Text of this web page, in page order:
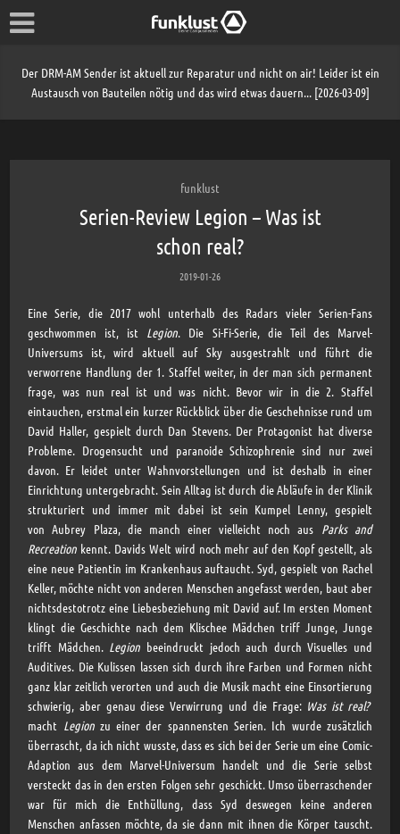
Der DRM-AM Sender ist aktuell zur Reparatur und nicht on air! Leider ist ein
Austausch von Bauteilen nötig und das wird etwas dauern... [2026-03-09]
funklust
Serien-Review Legion – Was ist
schon real?
2019-01-26
Eine Serie, die 2017 wohl unterhalb des Radars vieler Serien-Fans
geschwommen ist, ist Legion. Die Si-Fi-Serie, die Teil des Marvel-
Universums ist, wird aktuell auf Sky ausgestrahlt und führt die
verworrene Handlung der 1. Staffel weiter, in der man sich permanent
frage, was nun real ist und was nicht. Bevor wir in die 2. Staffel
eintauchen, erstmal ein kurzer Rückblick über die Geschehnisse rund um
David Haller, gespielt durch Dan Stevens. Der Protagonist hat diverse
Probleme. Drogensucht und paranoide Schizophrenie sind nur zwei
davon. Er leidet unter Wahnvorstellungen und ist deshalb in einer
Einrichtung untergebracht. Sein Alltag ist durch die Abläufe in der Klinik
strukturiert und immer mit dabei ist sein Kumpel Lenny, gespielt
von Aubrey Plaza, die manch einer vielleicht noch aus Parks and
Recreation kennt. Davids Welt wird noch mehr auf den Kopf gestellt, als
eine neue Patientin im Krankenhaus auftaucht. Syd, gespielt von Rachel
Keller, möchte nicht von anderen Menschen angefasst werden, baut aber
nichtsdestotrotz eine Liebesbeziehung mit David auf. Im ersten Moment
klingt die Geschichte nach dem Klischee Mädchen triff Junge, Junge
trifft Mädchen. Legion beeindruckt jedoch auch durch Visuelles und
Auditives. Die Kulissen lassen sich durch ihre Farben und Formen nicht
ganz klar zeitlich verorten und auch die Musik macht eine Einsortierung
schwierig, aber genau diese Verwirrung und die Frage: Was ist real?
macht Legion zu einer der spannensten Serien. Ich wurde zusätzlich
überrascht, da ich nicht wusste, dass es sich bei der Serie um eine Comic-
Adaption aus dem Marvel-Universum handelt und die Serie selbst
versteckt das in den ersten Folgen sehr geschickt. Umso überraschender
war für mich die Enthüllung, dass Syd deswegen keine anderen
Menschen anfassen möchte, da sie dann mit ihnen die Körper tauscht.